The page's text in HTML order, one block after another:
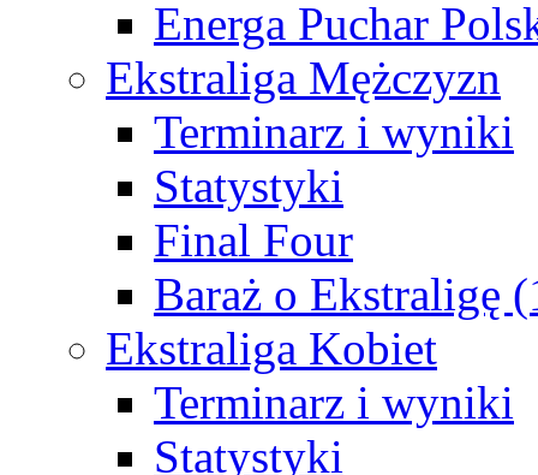
Energa Puchar
Ekstraliga Mężczyzn
Terminarz i wyniki
Statystyki
Final Four
Baraż o Ekstraligę
Ekstraliga Kobiet
Terminarz i wyniki
Statystyki